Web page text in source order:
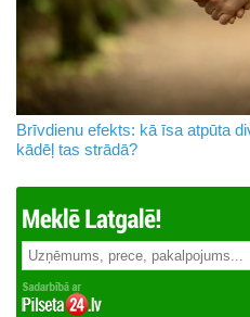
Brīvdienu efekts: kā īsa atpūta
kādēļ tas strādā?